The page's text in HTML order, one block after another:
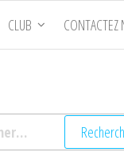
CLUB CONTACTEZ
: